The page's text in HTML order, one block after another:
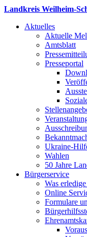
Landkreis Weilheim-
Aktuelles
Aktuelle
Amtsblatt
Presseportal
Ukraine-
Wahlen
50 Jahre
Bürgerservice
Was
Online
Formulare